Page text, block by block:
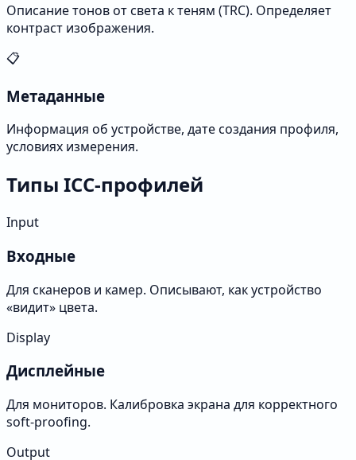
Описание тонов от света к теням (TRC). Определяет
контраст изображения.
📋
Метаданные
Информация об устройстве, дате создания профиля,
условиях измерения.
Типы ICC-профилей
Input
Входные
Для сканеров и камер. Описывают, как устройство
«видит» цвета.
Display
Дисплейные
Для мониторов. Калибровка экрана для корректного
soft-proofing.
Output